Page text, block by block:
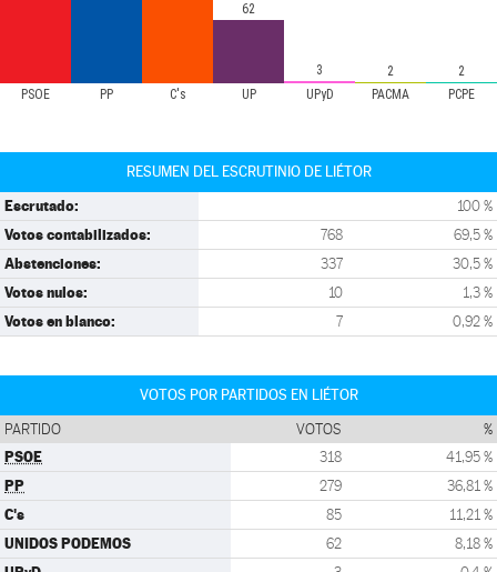
PSOE PP C's UP UPyD PACMA PCPE
62
3 2 2
RESUMEN DEL ESCRUTINIO DE LIÉTOR
Escrutado: 100 %
Votos contabilizados: 768 69,5 %
Abstenciones: 337 30,5 %
Votos nulos: 10 1,3 %
Votos en blanco: 7 0,92 %
VOTOS POR PARTIDOS EN LIÉTOR
PARTIDO VOTOS %
PSOE 318 41,95 %
PP 279 36,81 %
C's 85 11,21 %
UNIDOS PODEMOS 62 8,18 %